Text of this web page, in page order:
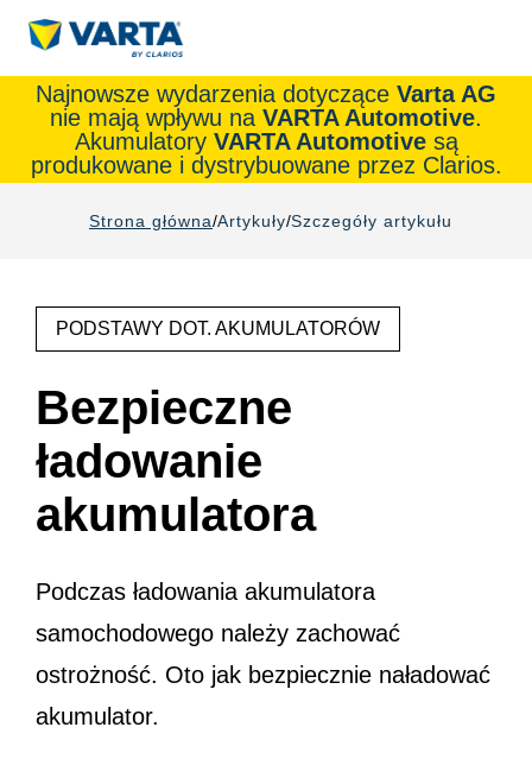
Najnowsze wydarzenia dotyczące Varta AG
nie mają wpływu na VARTA Automotive.
Akumulatory VARTA Automotivesą
produkowane i dystrybuowane przez Clarios.
Strona główna Artykuły Szczegóły artykułu
PODSTAWY DOT. AKUMULATORÓW
Bezpieczne
ładowanie
akumulatora
Podczas ładowania akumulatora
samochodowego należy zachować
ostrożność. Oto jak bezpiecznie naładować
akumulator.